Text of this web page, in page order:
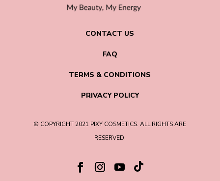
CONTACT US
FAQ
TERMS & CONDITIONS
PRIVACY POLICY
© COPYRIGHT 2021 PIXY COSMETICS. ALL RIGHTS ARE
RESERVED.